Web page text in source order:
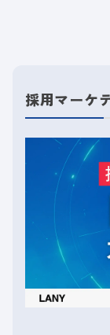
採用マーケ